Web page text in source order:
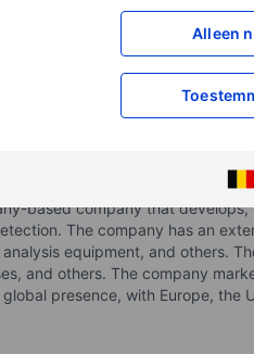
Alleen
based company that
The company has an
equipment, and others.
and others. The company
presence, with Europe,